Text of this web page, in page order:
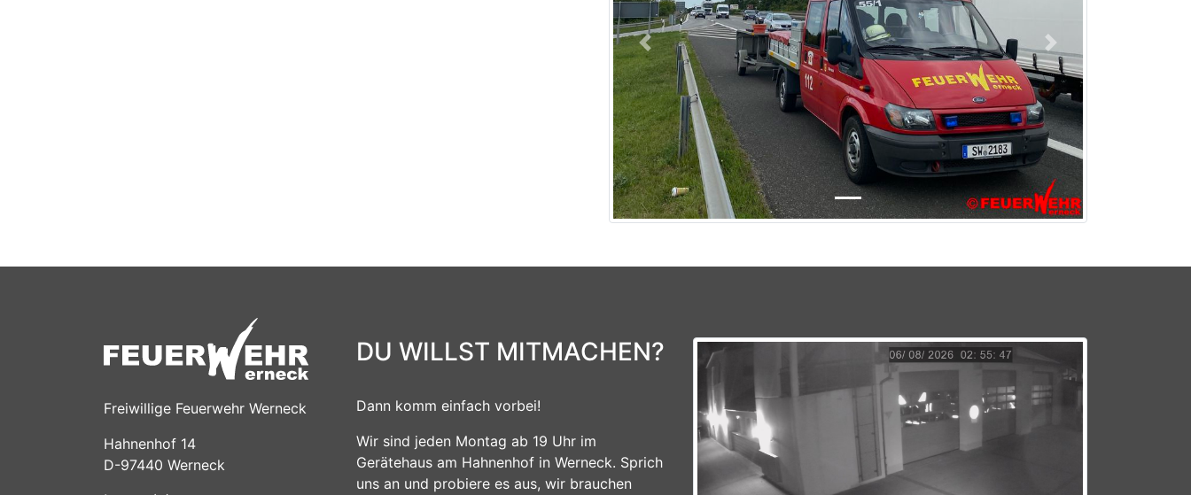
Previous Next
Freiwillige Feuerwehr Werneck
Hahnenhof 14
D-97440 Werneck
DU WILLST MITMACHEN?
Dann komm einfach vorbei!
Wir sind jeden Montag ab 19 Uhr im
Gerätehaus am Hahnenhof in Werneck. Sprich
uns an und probiere es aus, wir brauchen